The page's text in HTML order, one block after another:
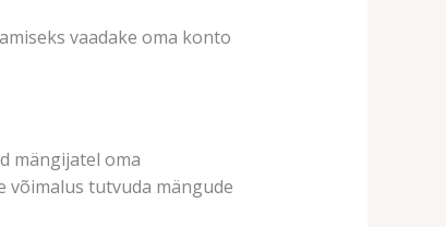
vaadake oma konto
mängijatel oma
võimalus tutvuda mängude